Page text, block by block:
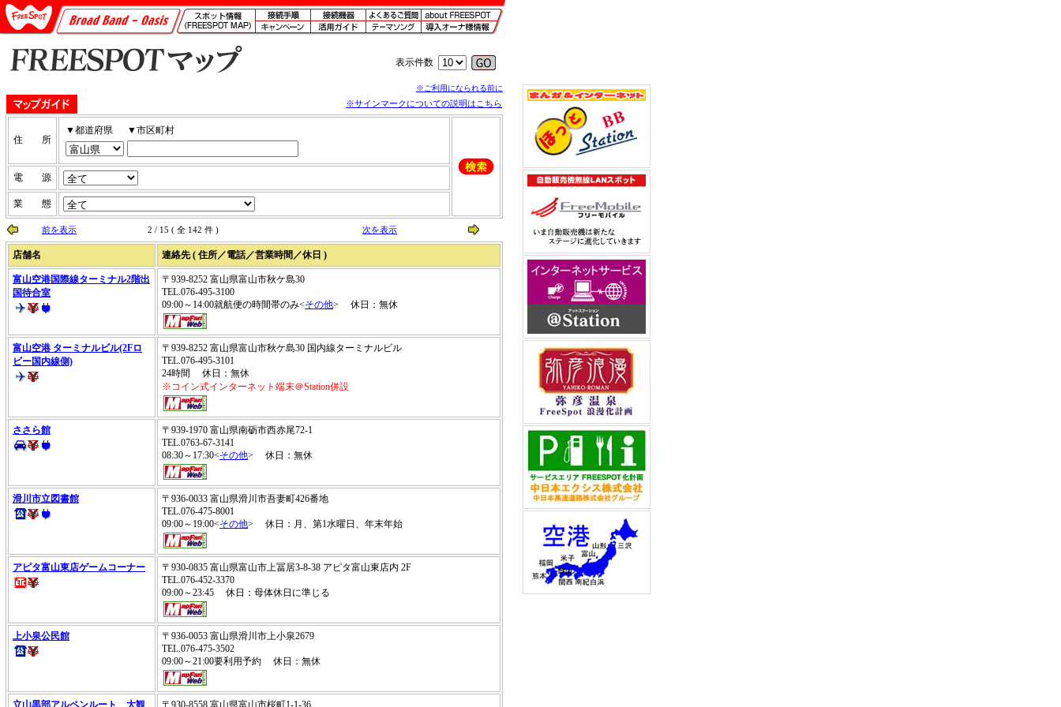
表示件数
※ご利用になられる前に
※サインマークについての説明はこちら
住 所
▼都道府県 ▼市区町村
電 源
業 態
前を表示 2 / 15 ( 全 142 件 ) 次を表示
店舗名 連絡先 ( 住所／電話／営業時間／休日 )
富山空港国際線ターミナル2階出
国待合室
〒939-8252 富山県富山市秋ケ島30
TEL.076-495-3100
09:00～14:00就航便の時間帯のみ<その他> 休日：無休
富山空港 ターミナルビル(2Fロ
ビー国内線側)
〒939-8252 富山県富山市秋ケ島30 国内線ターミナルビル
TEL.076-495-3101
24時間 休日：無休
※コイン式インターネット端末＠Station併設
ささら館
〒939-1970 富山県南砺市西赤尾72-1
TEL.0763-67-3141
08:30～17:30<その他> 休日：無休
滑川市立図書館
〒936-0033 富山県滑川市吾妻町426番地
TEL.076-475-8001
09:00～19:00<その他> 休日：月、第1水曜日、年末年始
アピタ富山東店ゲームコーナー
〒930-0835 富山県富山市上冨居3-8-38 アピタ富山東店内 2F
TEL.076-452-3370
09:00～23:45 休日：母体休日に準じる
上小泉公民館
〒936-0053 富山県滑川市上小泉2679
TEL.076-475-3502
09:00～21:00要利用予約 休日：無休
立山黒部アルペンルート 大観 〒930-8558 富山県富山市桜町1-1-36